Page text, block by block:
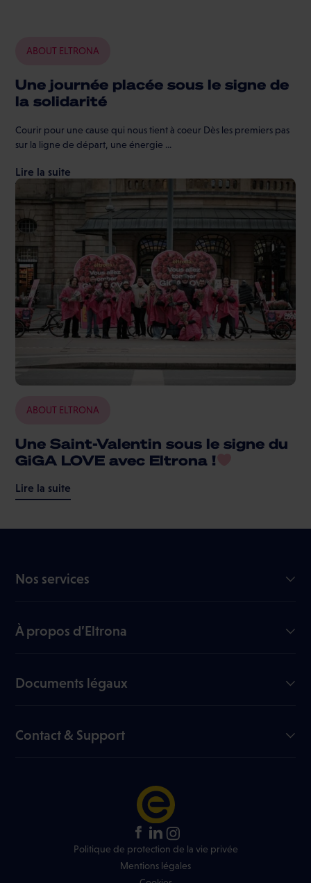
ABOUT ELTRONA
Une journée placée sous le signe de
la solidarité
Courir pour une cause qui nous tient à coeur Dès les premiers pas
sur la ligne de départ, une énergie ...
Lire la suite
ABOUT ELTRONA
Une Saint-Valentin sous le signe du
GiGA LOVE avec Eltrona !
Lire la suite
Nos services
TV
À propos d’Eltrona
Nous rejoindre
Liste des chaînes
Documents légaux
Fiches signalétiques
Contact & Support
Politique de protection de la vie privée
Mentions légales